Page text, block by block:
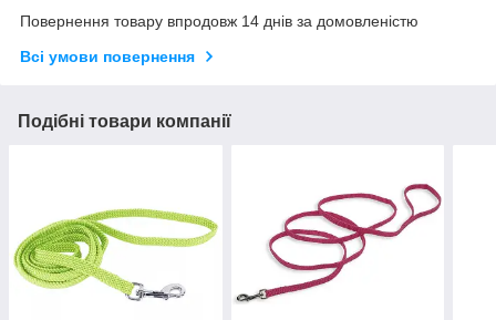
Повернення товару впродовж 14 днів за домовленістю
Всі умови повернення
Подібні товари компанії